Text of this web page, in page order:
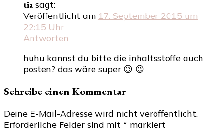
tia sagt:
Veröffentlicht am 17. September 2015 um
22:15 Uhr
Antworten
huhu kannst du bitte die inhaltsstoffe auch
posten? das wäre super 😉 😉
Schreibe einen Kommentar
Deine E-Mail-Adresse wird nicht veröffentlicht.
Erforderliche Felder sind mit * markiert